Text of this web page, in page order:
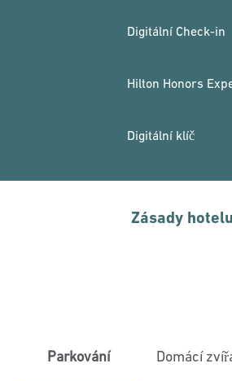
Digitální Check-in
Hilton Honors
Digitální klíč
Zásady hotelu
Parkování Domácí